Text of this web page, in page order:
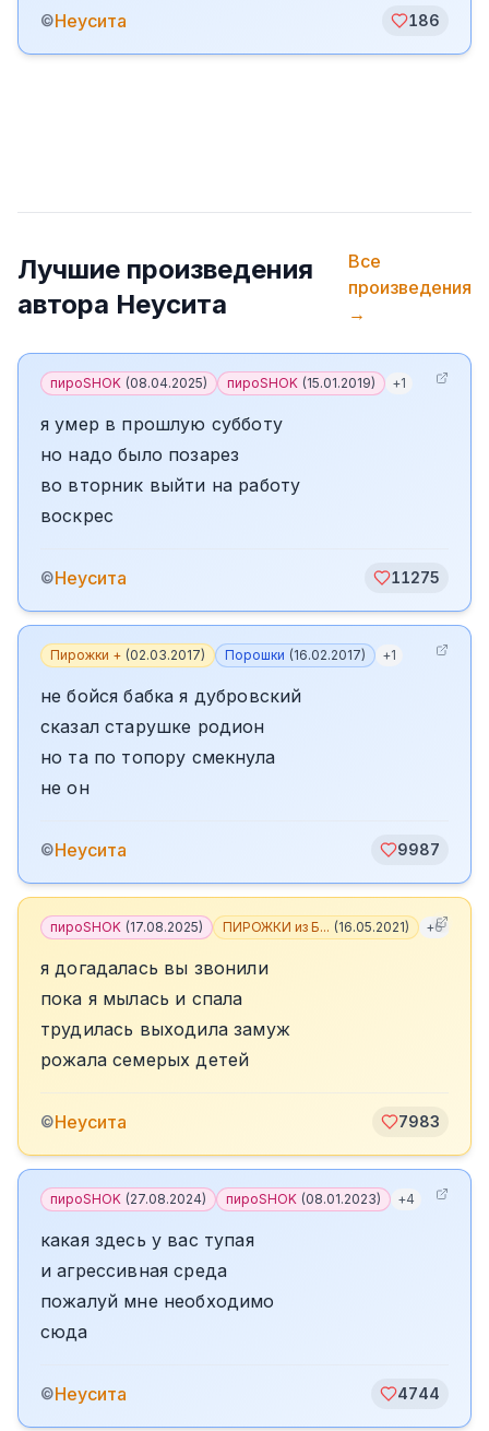
©Неусита 186
Лучшие произведения
автора Неусита
Все
произведения
→
пироSHOK (08.04.2025) пироSHOK (15.01.2019) +1
я умер в прошлую субботу
но надо было позарез
во вторник выйти на работу
воскрес
©Неусита 11275
Пирожки + (02.03.2017) Порошки (16.02.2017) +1
не бойся бабка я дубровский
сказал старушке родион
но та по топору смекнула
не он
©Неусита 9987
пироSHOK (17.08.2025) ПИРОЖКИ из Б... (16.05.2021) +6
я догадалась вы звонили
пока я мылась и спала
трудилась выходила замуж
рожала семерых детей
©Неусита 7983
пироSHOK (27.08.2024) пироSHOK (08.01.2023) +4
какая здесь у вас тупая
и агрессивная среда
пожалуй мне необходимо
сюда
©Неусита 4744